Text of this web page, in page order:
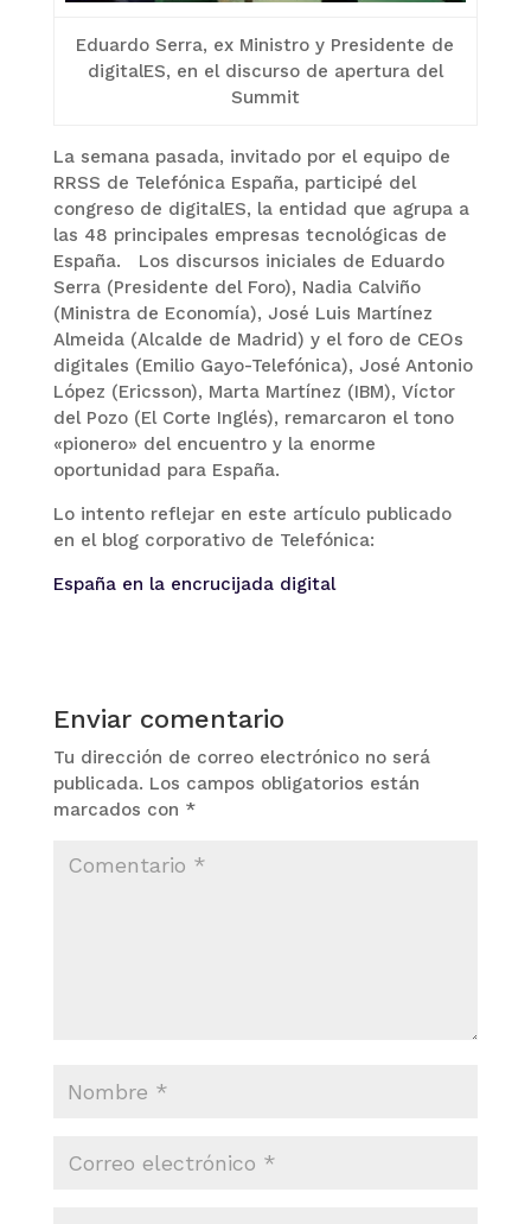
Eduardo Serra, ex Ministro y Presidente de
digitalES, en el discurso de apertura del
Summit
La semana pasada, invitado por el equipo de
RRSS de Telefónica España, participé del
congreso de digitalES, la entidad que agrupa a
las 48 principales empresas tecnológicas de
España. Los discursos iniciales de Eduardo
Serra (Presidente del Foro), Nadia Calviño
(Ministra de Economía), José Luis Martínez
Almeida (Alcalde de Madrid) y el foro de CEOs
digitales (Emilio Gayo-Telefónica), José Antonio
López (Ericsson), Marta Martínez (IBM), Víctor
del Pozo (El Corte Inglés), remarcaron el tono
«pionero» del encuentro y la enorme
oportunidad para España.
Lo intento reflejar en este artículo publicado
en el blog corporativo de Telefónica:
España en la encrucijada digital
Enviar comentario
Tu dirección de correo electrónico no será
publicada. Los campos obligatorios están
marcados con *